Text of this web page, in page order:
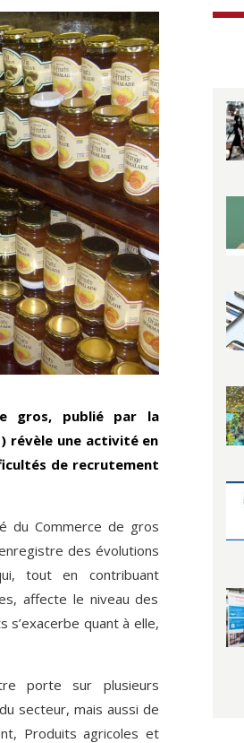
gros, publié par la
révèle une activité en
de recrutement
du Commerce de gros
des évolutions
tout en contribuant
affecte le niveau des
s’exacerbe quant à elle,
porte sur plusieurs
secteur, mais aussi de
Produits agricoles et